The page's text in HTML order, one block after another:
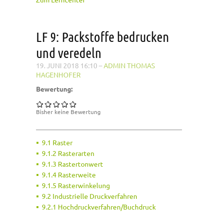
LF 9: Packstoffe bedrucken
und veredeln
19. JUNI 2018 16:10 –ADMIN THOMAS
HAGENHOFER
Bewertung:
Bisher keine Bewertung
9.1 Raster
9.1.2 Rasterarten
9.1.3 Rastertonwert
9.1.4 Rasterweite
9.1.5 Rasterwinkelung
9.2 Industrielle Druckverfahren
9.2.1 Hochdruckverfahren/Buchdruck